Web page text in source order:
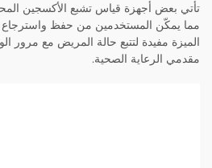
تأتي بعض أجهزة قياس تشبع الأكسجين
مما يمكّن المستخدمين من حفظ واسترجاع
الميزة مفيدة لتتبع حالة المريض مع مرور
مقدمي الرعاية الصحية.